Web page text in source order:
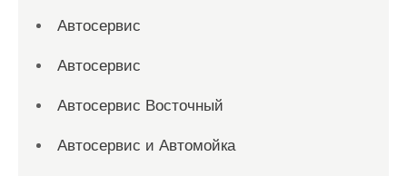
Автосервис
Автосервис
Автосервис Восточный
Автосервис и Автомойка